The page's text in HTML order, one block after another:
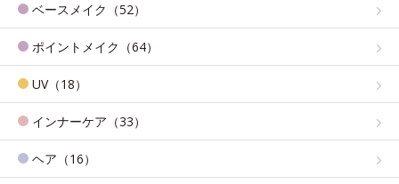
ベースメイク（52）
ポイントメイク（64）
UV（18）
インナーケア（33）
ヘア（16）